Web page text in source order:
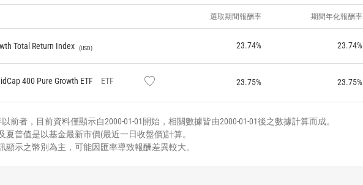
選取期間報酬率 期間年化報酬率
Total Return Index USD 23.74% 23.74%
400 Pure Growth ETF ETF 23.75% 23.75%
前者，目前資料僅顯示自2000-01-01開始，相關數據皆由2000-01-01後之數據計算而成。
夏普值是以基金最新市價(最近一日收盤價)計算。
顯示之幣別為主，可能因匯率導致報酬差異較大。